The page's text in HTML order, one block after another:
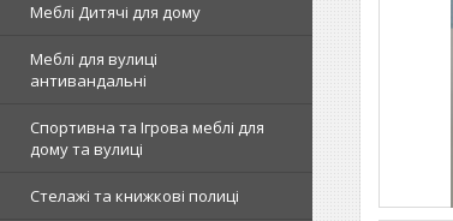
Меблі Дитячі для дому
Меблі для вулиці
антивандальні
Спортивна та Ігрова меблі для
дому та вулиці
Стелажі та книжкові полиці